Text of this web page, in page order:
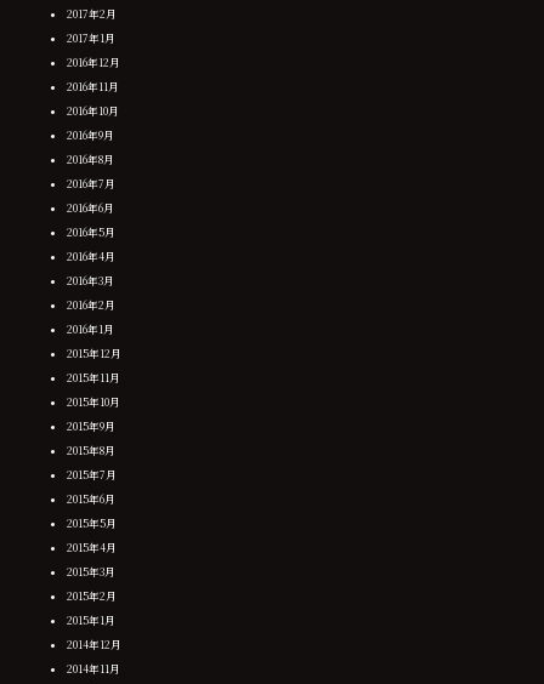
2017年2月
2017年1月
2016年12月
2016年11月
2016年10月
2016年9月
2016年8月
2016年7月
2016年6月
2016年5月
2016年4月
2016年3月
2016年2月
2016年1月
2015年12月
2015年11月
2015年10月
2015年9月
2015年8月
2015年7月
2015年6月
2015年5月
2015年4月
2015年3月
2015年2月
2015年1月
2014年12月
2014年11月